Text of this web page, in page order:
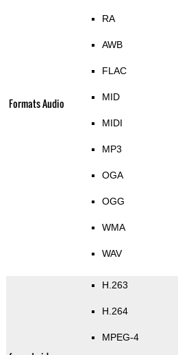
Formats Audio
RA
AWB
FLAC
MID
MIDI
MP3
OGA
OGG
WMA
WAV
H.263
H.264
MPEG-4